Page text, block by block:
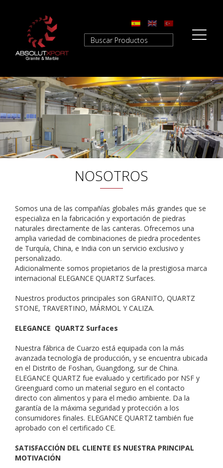
NOSOTROS
Somos una de las compañías globales más grandes que se
especializa en la fabricación y exportación de piedras
naturales directamente de las canteras. Ofrecemos una
amplia variedad de combinaciones de piedra procedentes
de Turquía, China, e India con un servicio exclusivo y
personalizado.
Adicionalmente somos propietarios de la prestigiosa marca
internacional ELEGANCE QUARTZ Surfaces.
Nuestros productos principales son GRANITO, QUARTZ
STONE, TRAVERTINO, MÁRMOL Y CALIZA.
ELEGANCE QUARTZ Surfaces
Nuestra fábrica de Cuarzo está equipada con la más
avanzada tecnología de producción, y se encuentra ubicada
en el Distrito de Foshan, Guangdong, sur de China.
ELEGANCE QUARTZ fue evaluado y certificado por NSF y
Greenguard como un material seguro en el contacto
directo con alimentos y para el medio ambiente. Da la
garantía de la máxima seguridad y protección a los
consumidores finales. ELEGANCE QUARTZ también fue
aprobado con el certificado CE.
SATISFACCIÓN DEL CLIENTE ES NUESTRA PRINCIPAL
MOTIVACIÓN